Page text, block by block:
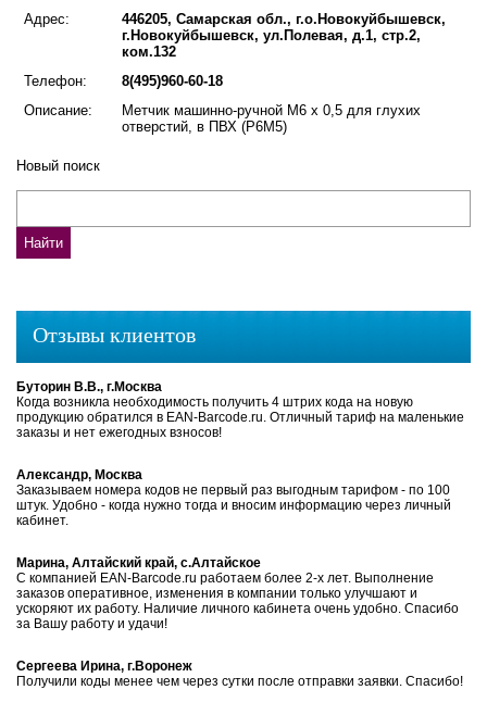
Адрес:
446205, Самарская обл., г.о.Новокуйбышевск,
г.Новокуйбышевск, ул.Полевая, д.1, стр.2,
ком.132
Телефон:
8(495)960-60-18
Описание:
Метчик машинно-ручной М6 х 0,5 для глухих
отверстий, в ПВХ (Р6М5)
Новый поиск
Отзывы клиентов
Буторин В.В., г.Москва
Когда возникла необходимость получить 4 штрих кода на новую
продукцию обратился в EAN-Barcode.ru. Отличный тариф на маленькие
заказы и нет ежегодных взносов!
Александр, Москва
Заказываем номера кодов не первый раз выгодным тарифом - по 100
штук. Удобно - когда нужно тогда и вносим информацию через личный
кабинет.
Марина, Алтайский край, с.Алтайское
С компанией EAN-Barcode.ru работаем более 2-х лет. Выполнение
заказов оперативное, изменения в компании только улучшают и
ускоряют их работу. Наличие личного кабинета очень удобно. Спасибо
за Вашу работу и удачи!
Сергеева Ирина, г.Воронеж
Получили коды менее чем через сутки после отправки заявки. Спасибо!